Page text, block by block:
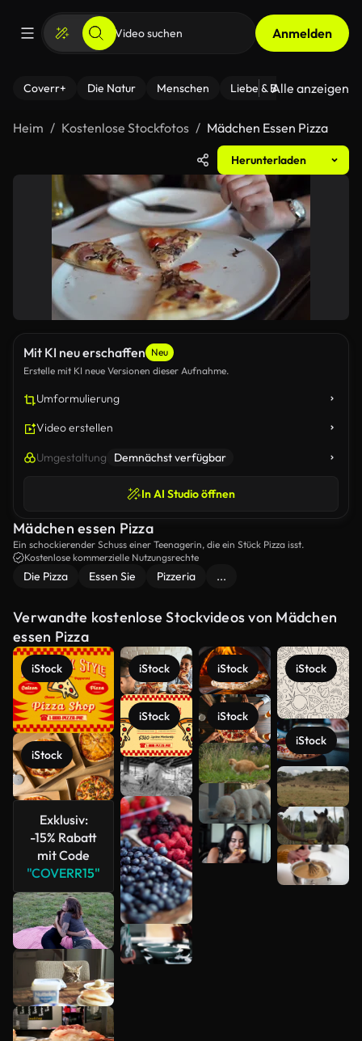
Anmelden
Coverr+ Die Natur Menschen Liebe & Beziehungen
Alle anzeigen
Heim Kostenlose Stockfotos Mädchen Essen Pizza
Herunterladen
Mit KI neu erschaffen Neu
Erstelle mit KI neue Versionen dieser Aufnahme.
Umformulierung
Video erstellen
Umgestaltung Demnächst verfügbar
In AI Studio öffnen
Mädchen essen Pizza
Ein schockierender Schuss einer Teenagerin, die ein Stück Pizza isst.
Kostenlose kommerzielle Nutzungsrechte
Die Pizza Essen Sie Pizzeria ...
Verwandte kostenlose Stockvideos von Mädchen
essen Pizza
iStock
iStock
Exklusiv:
-15% Rabatt
mit Code
"COVERR15"
iStock
iStock
iStock
iStock
iStock
iStock
Mehr
anzeigen